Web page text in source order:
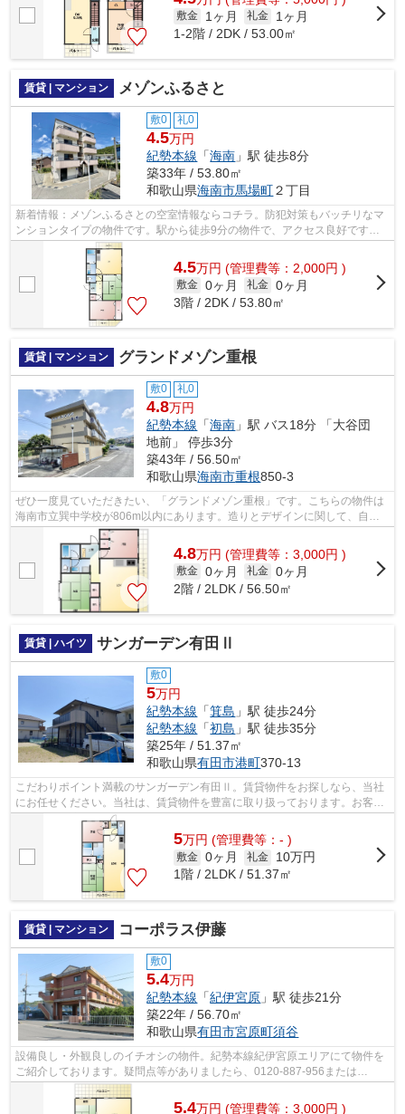
敷金 1ヶ月 礼金
1ヶ月
1-2階 / 2DK / 53.00㎡
賃貸 | マンション メゾンふるさと
敷0 礼0
4.5万円
紀勢本線 「海南 」駅 徒歩8分
築33年 / 53.80㎡
和歌山県海南市馬場町２丁目
新着情報：メゾンふるさとの空室情報ならコチラ。防犯対策もバッチリなマ
ンションタイプの物件です。駅から徒歩9分の物件で、アクセス良好です。
今から物件をお探しになる方は、ホーム...
4.5万円 (管理費等：2,000円 )
敷金 0ヶ月 礼金 0ヶ月
3階 / 2DK / 53.80㎡
賃貸 | マンション グランドメゾン重根
敷0 礼0
4.8万円
紀勢本線 「海南 」駅 バス18分 「大谷団
地前」 停歩3分
築43年 / 56.50㎡
和歌山県海南市重根850-3
ぜひ一度見ていただきたい、「グランドメゾン重根」です。こちらの物件は
海南市立巽中学校が806m以内にあります。造りとデザインに関して、自信
をもって情報を提供できるマンションで...
4.8万円 (管理費等：3,000円 )
敷金 0ヶ月 礼金 0ヶ月
2階 / 2LDK / 56.50㎡
賃貸 | ハイツ サンガーデン有田Ⅱ
敷0
5万円
紀勢本線 「箕島 」駅 徒歩24分
紀勢本線 「初島 」駅 徒歩35分
築25年 / 51.37㎡
和歌山県有田市港町370-13
こだわりポイント満載のサンガーデン有田Ⅱ。賃貸物件をお探しなら、当社
にお任せください。当社は、賃貸物件を豊富に取り扱っております。お客様
のご希望に適した物件をご紹介できるよ...
5万円 (管理費等：- )
敷金 0ヶ月 礼金
10万円
1階 / 2LDK / 51.37㎡
賃貸 | マンション コーポラス伊藤
敷0
5.4万円
紀勢本線 「紀伊宮原 」駅 徒歩21分
築22年 / 56.70㎡
和歌山県有田市宮原町須谷
設備良し・外観良しのイチオシの物件。紀勢本線紀伊宮原エリアにて物件を
ご紹介しております。疑問点等がありましたら、0120-887-956または
kainan@homes-homes.jpまでご連絡下さい。
5.4万円 (管理費等：3,000円 )